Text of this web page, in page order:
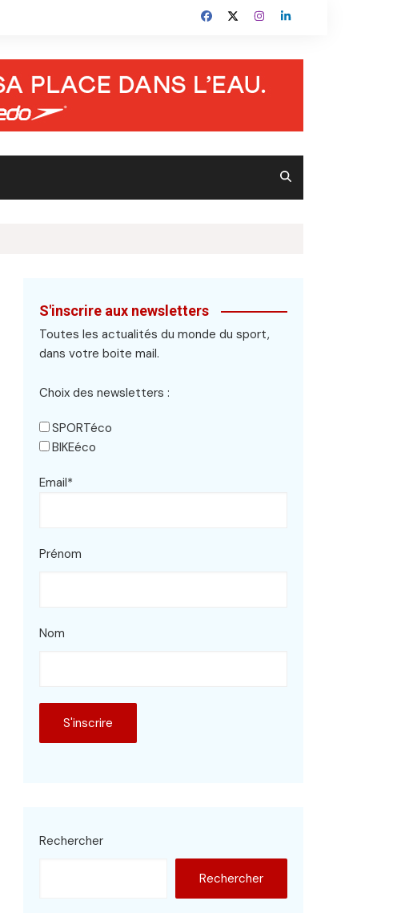
S'inscrire aux newsletters
Toutes les actualités du monde du sport,
dans votre boite mail.
Choix des newsletters :
SPORTéco
BIKEéco
Email*
Prénom
Nom
Rechercher
Rechercher